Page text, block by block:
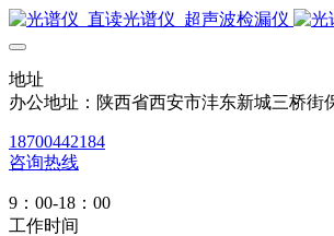
地址
办公地址：陕西省西安市沣东新城三桥街
18700442184
咨询热线
9：00-18：00
工作时间